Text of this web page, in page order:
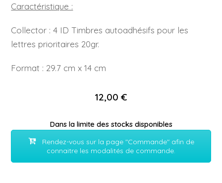
Caractéristique :
Collector : 4 ID Timbres autoadhésifs pour les
lettres prioritaires 20gr.
Format : 29.7 cm x 14 cm
12,00 €
Dans la limite des stocks disponibles
Rendez-vous sur la page "Commande" afin de
connaitre les modalités de commande.